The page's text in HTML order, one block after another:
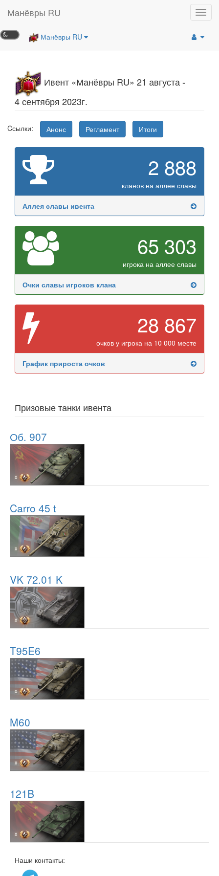
Манёвры RU
Манёвры RU
Ивент «Манёвры RU» 21 августа -
4 сентября 2023г.
Cсылки: Анонс Регламент Итоги
2 888
кланов на аллее славы
Аллея славы ивента
65 303
игрока на аллее славы
Очки славы игроков клана
28 867
очков у игрока на 10 000 месте
График прироста очков
Призовые танки ивента
Об. 907
Carro 45 t
VK 72.01 K
T95E6
M60
121B
Наши контакты: